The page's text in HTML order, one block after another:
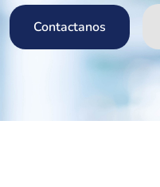
Contactanos